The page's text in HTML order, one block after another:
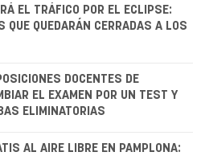
EL TRÁFICO POR EL ECLIPSE:
QUE QUEDARÁN CERRADAS A LOS
DOCENTES DE
EL EXAMEN POR UN TEST Y
ELIMINATORIAS
AL AIRE LIBRE EN PAMPLONA: